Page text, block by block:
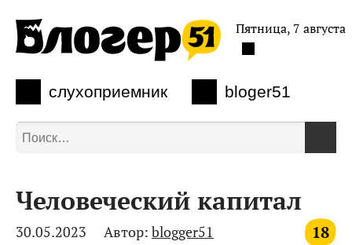
слухоприемник bloger51
Пятница, 7 августа
Человеческий капитал
18
30.05.2023 Автор: blogger51